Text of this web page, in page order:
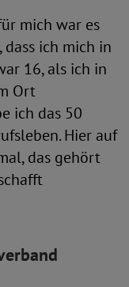
mich war es
ich mich in
16, als ich in
Ort
ich das 50
Hier auf
das gehört